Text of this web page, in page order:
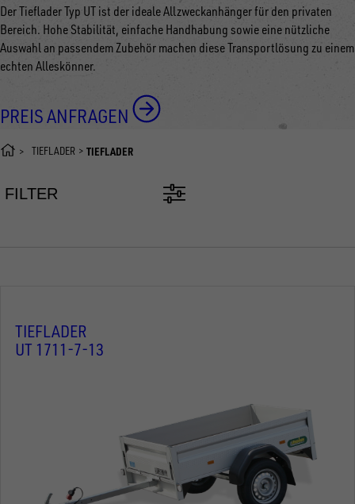
Der Tieflader Typ UT ist der ideale Allzweckanhänger für den privaten
Bereich. Hohe Stabilität, einfache Handhabung sowie eine nützliche
Auswahl an passendem Zubehör machen diese Transportlösung zu einem
echten Alleskönner.
PREIS ANFRAGEN
TIEFLADER TIEFLADER
FILTER
TIEFLADER
UT 1711-7-13